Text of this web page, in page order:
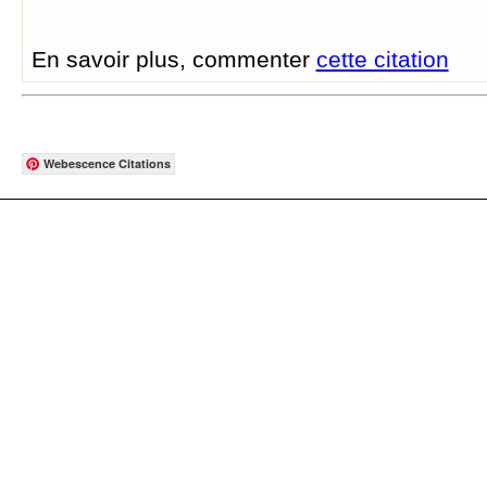
En savoir plus, commenter cette citation
Webescence Citations